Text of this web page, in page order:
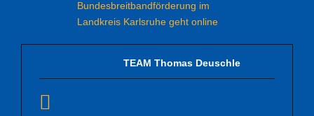
Bundesbreitbandförderung im
Landkreis Karlsruhe geht online
TEAM Thomas Deuschle